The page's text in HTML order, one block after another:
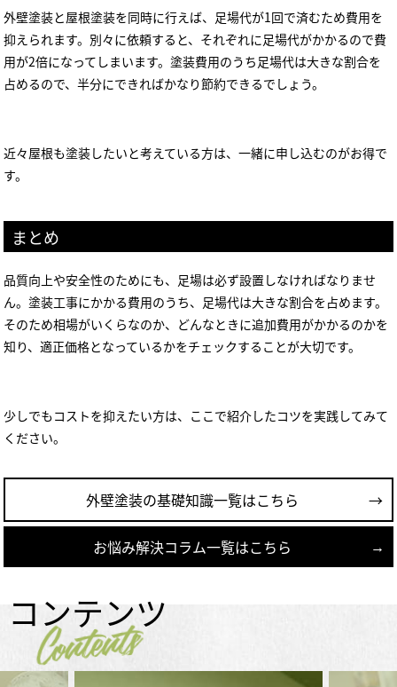
外壁塗装と屋根塗装を同時に行えば、足場代が1 回で済むため費用を
抑えられます。別々に依頼すると、それぞれに足場代がかかるので費
用が2倍になってしまいます。塗装費用のうち足場代は大きな割合を
占めるので、半分にできればかなり節約できるでしょう。
近々屋根も塗装したいと考えている方は、一緒に申し込むのがお得で
す。
まとめ
品質向上や安全性のためにも、足場は必ず設置しなければなりませ
ん。塗装工事にかかる費用のうち、足場代は大きな割合を占めます。
そのため相場がいくらなのか、どんなときに追加費用がかかるのかを
知り、適正価格となっているかをチェックすることが大切です。
少しでもコストを抑えたい方は、ここで紹介したコツを実践してみて
ください。
外壁塗装の基礎知識一覧はこちら
お悩み解決コラム一覧はこちら
コンテンツ
Contents